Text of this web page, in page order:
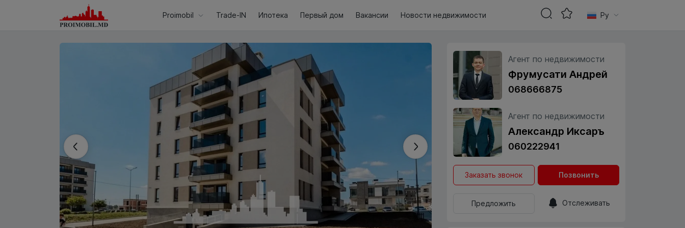
Агент по недвижимости
Фрумусати Андрей
068666875
Агент по недвижимости
Александр Иксаръ
060222941
Заказать звонок Позвонить
Предложить Отслеживать
Proimobil Trade-IN Ипотека Первый дом Вакансии Новости недвижимости Ру